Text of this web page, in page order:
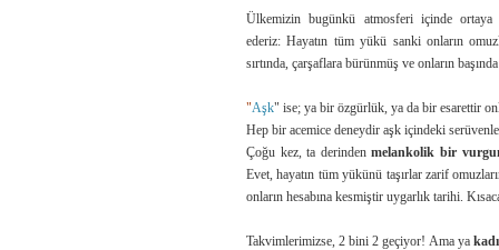
Ülkemizin bugünkü atmosferi içinde
ederiz: Hayatın tüm yükü sanki onların
sırtında, çarşaflara bürünmüş ve onların
"Aşk" ise; ya bir özgürlük, ya da bir esarettir
Hep bir acemice deneydir aşk içindeki
Çoğu kez, ta derindenmelankolik bir
Evet, hayatın tüm yükünü taşırlar zarif
onların hesabına kesmiştir uygarlık tarihi.
Takvimlerimizse, 2 bini 2 geçiyor! Ama ya